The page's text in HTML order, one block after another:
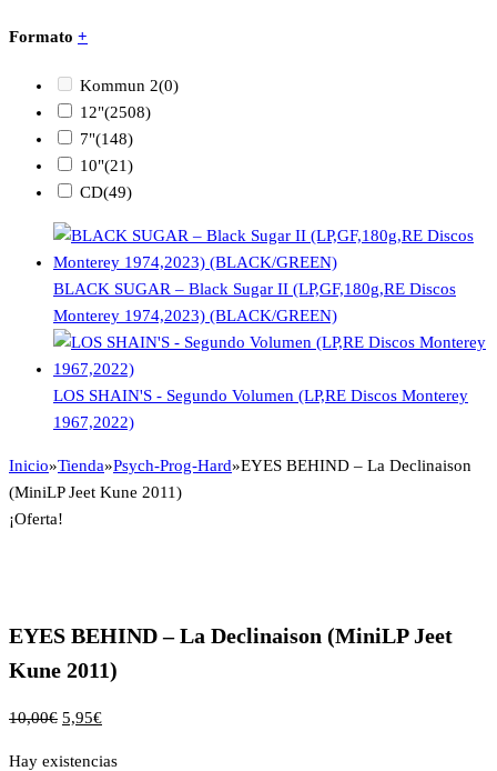
Formato +
Kommun 2(0)
12"(2508)
7"(148)
10"(21)
CD(49)
BLACK SUGAR – Black Sugar II (LP,GF,180g,RE Discos
Monterey 1974,2023) (BLACK/GREEN)
LOS SHAIN'S - Segundo Volumen (LP,RE Discos Monterey
1967,2022)
Inicio»Tienda»Psych-Prog-Hard»EYES BEHIND – La Declinaison
(MiniLP Jeet Kune 2011)
¡Oferta!
EYES BEHIND – La Declinaison (MiniLP Jeet
Kune 2011)
10,00€ 5,95€
Hay existencias